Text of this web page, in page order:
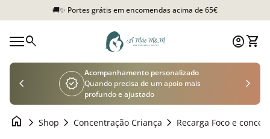
Saltar para o conteúdo🚚✨ Portes grátis em encomendas acima de 65€
Navegação móvel
search Início Conta
account_circle Ver
shopping_cart
verified
Acompanhamento personalizado
Quando precisa de um apoio mais
profundo e ajustado
chevron_left chevron_right
home chevron_right Shop chevron_right Concentração Criança chevron_right